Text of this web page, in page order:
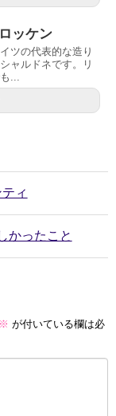
ッケン
ツの代表的な造り
ャルドネです。リ
...
ィ
かったこと
※ が付いている欄は必